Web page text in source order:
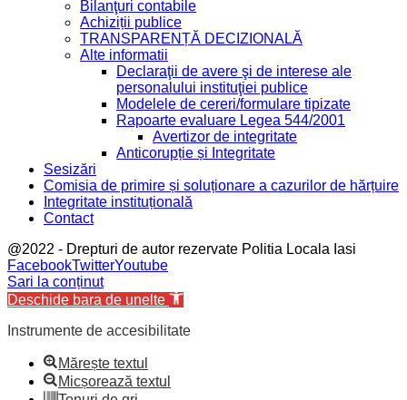
Bilanţuri contabile
Achiziții publice
TRANSPARENȚĂ DECIZIONALĂ
Alte informatii
Declaraţii de avere şi de interese ale
personalului instituţiei publice
Modelele de cereri/formulare tipizate
Rapoarte evaluare Legea 544/2001
Avertizor de integritate
Anticorupție și Integritate
Sesizări
Comisia de primire și soluționare a cazurilor de hărțuire
Integritate instituțională
Contact
@2022 - Drepturi de autor rezervate Politia Locala Iasi
FacebookTwitterYoutube
Sari la conținut
Deschide bara de unelte
Instrumente de accesibilitate
Mărește textul
Micșorează textul